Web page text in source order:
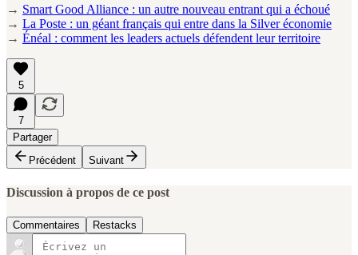
→ Smart Good Alliance : un autre nouveau entrant qui a échoué
→ La Poste : un géant français qui entre dans la Silver économie
→ Énéal : comment les leaders actuels défendent leur territoire
5
7
Partager
Précédent
Suivant
Discussion à propos de ce post
Commentaires Restacks